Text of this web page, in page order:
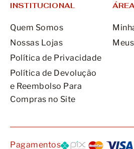
INSTITUCIONAL
Quem Somos
Nossas Lojas
Política de Privacidade
Política de Devolução
e Reembolso Para
Compras no Site
Pagamentos